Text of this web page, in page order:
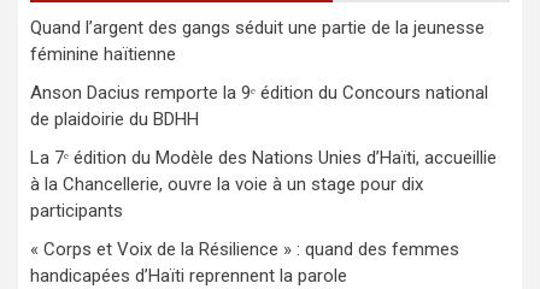
Quand l’argent des gangs séduit une partie de la jeunesse
féminine haïtienne
Anson Dacius remporte la 9ᵉ édition du Concours national
de plaidoirie du BDHH
La 7ᵉ édition du Modèle des Nations Unies d’Haïti, accueillie
à la Chancellerie, ouvre la voie à un stage pour dix
participants
« Corps et Voix de la Résilience » : quand des femmes
handicapées d’Haïti reprennent la parole